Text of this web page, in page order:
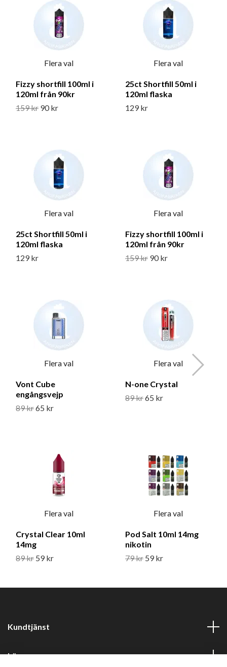
Flera val
Fizzy shortfill 100ml i
120ml från 90kr
159 kr 90 kr
Flera val
25ct Shortfill 50ml i
120ml flaska
129 kr
Flera val
25ct Shortfill 50ml i
120ml flaska
129 kr
Flera val
Fizzy shortfill 100ml i
120ml från 90kr
159 kr 90 kr
Flera val
Vont Cube
engångsvejp
89 kr65 kr
Flera val
N-one Crystal
89 kr65 kr
Flera val
Crystal Clear 10ml
14mg
89 kr 59 kr
Flera val
Pod Salt 10ml 14mg
nikotin
79 kr 59 kr
Kundtjänst
Läs mer